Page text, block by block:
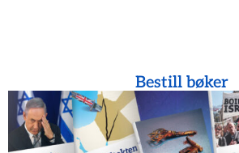
Bestill bøker